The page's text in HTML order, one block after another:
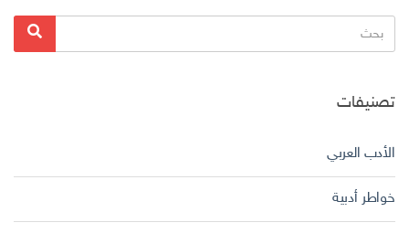
البحث
عن:
بحث
تصنيفات
الأدب العربي
خواطر أدبية